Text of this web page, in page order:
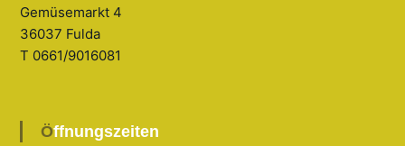
Gemüsemarkt 4
36037 Fulda
T 0661/9016081
Öffnungszeiten